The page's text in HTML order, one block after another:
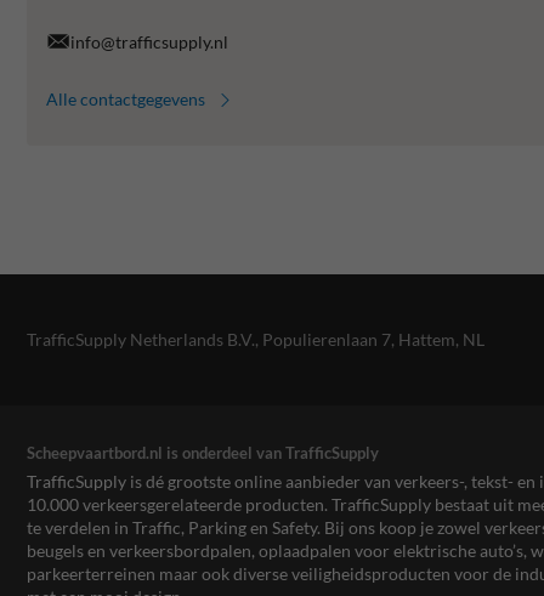
info@trafficsupply.nl
Alle contactgegevens
TrafficSupply Netherlands B.V., Populierenlaan 7, Hattem, NL
Scheepvaartbord.nl is onderdeel van TrafficSupply
TrafficSupply is dé grootste online aanbieder van verkeers-, tekst-
10.000 verkeersgerelateerde producten. TrafficSupply bestaat uit
te verdelen in Traffic, Parking en Safety. Bij ons koop je zowel
beugels en verkeersbordpalen, oplaadpalen voor elektrische auto’s,
parkeerterreinen maar ook diverse veiligheidsproducten voor de